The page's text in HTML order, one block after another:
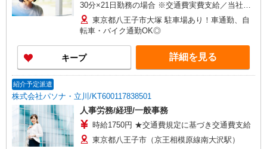
30分×21日勤務の場合 ※交通費実費支給／当社規
定あり。車通勤の場合はガソリン代支給（規程あ
り）
東京都八王子市大塚 駐車場あり！車通勤、自
転車・バイク通勤OK◎
キープ 詳細を見る
紹介予定派遣
株式会社パソナ・立川/KT600117838501
人事労務/経理/一般事務
時給1750円 ★交通費規定に基づき交通費支給
東京都八王子市（京王相模原線南大沢駅）